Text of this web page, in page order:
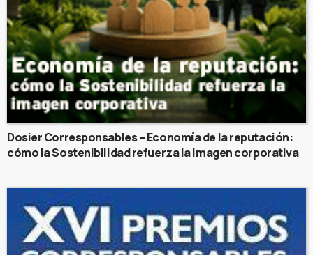
Dosier Corresponsables – Economía de la reputación:
cómo la Sostenibilidad refuerza la imagen corporativa